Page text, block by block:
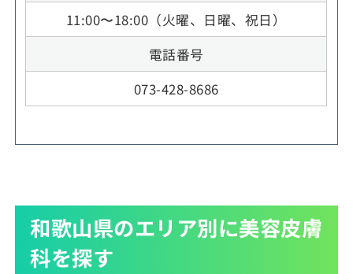
11:00〜18:00（火曜、日曜、祝日）
電話番号
073-428-8686
和歌山県のエリア別に美容皮膚
科を探す